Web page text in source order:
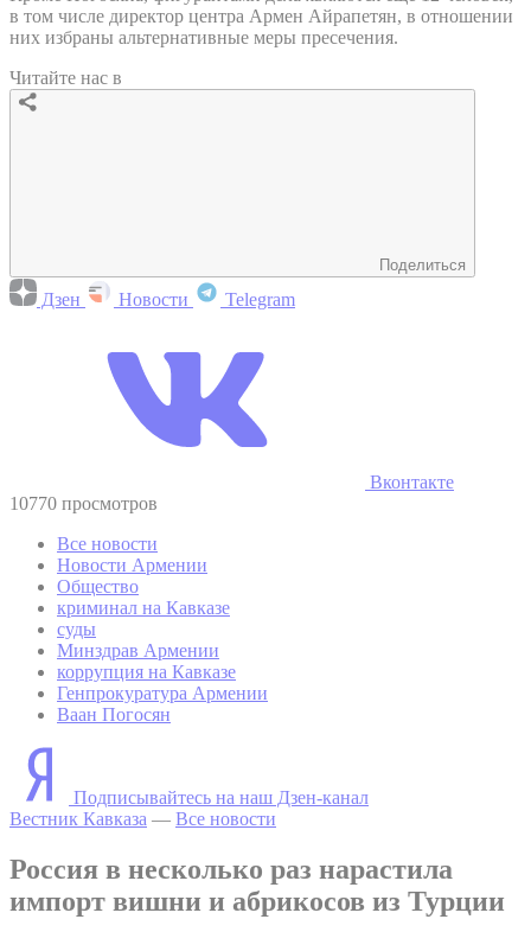
в том числе директор центра Армен Айрапетян, в отношении
них избраны альтернативные меры пресечения.
Читайте нас в
Поделиться
Дзен Новости Telegram
Вконтакте
10770 просмотров
Все новости
Новости Армении
Общество
криминал на Кавказе
суды
Минздрав Армении
коррупция на Кавказе
Генпрокуратура Армении
Ваан Погосян
Подписывайтесь на наш Дзен-канал
Вестник Кавказа — Все новости
Россия в несколько раз нарастила
импорт вишни и абрикосов из Турции